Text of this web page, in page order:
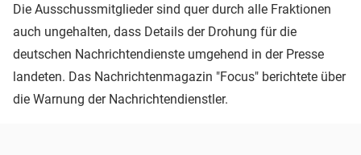
Die Ausschussmitglieder sind quer durch alle Fraktionen
auch ungehalten, dass Details der Drohung für die
deutschen Nachrichtendienste umgehend in der Presse
landeten. Das Nachrichtenmagazin "Focus" berichtete über
die Warnung der Nachrichtendienstler.